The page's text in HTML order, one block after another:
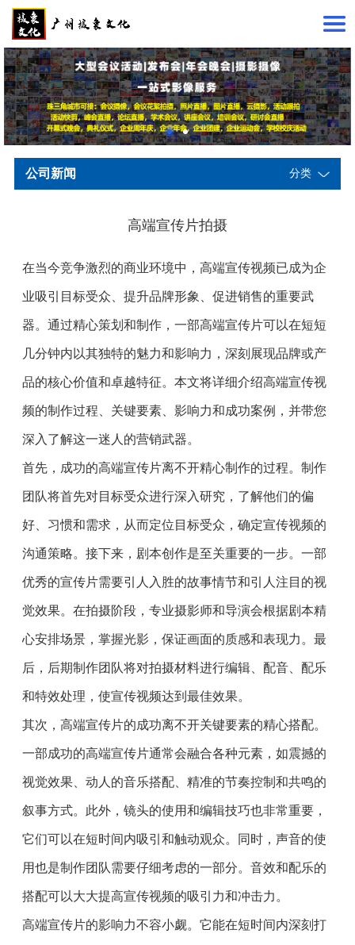
公司新闻 分类
高端宣传片拍摄
在当今竞争激烈的商业环境中，高端宣传视频已成为企
业吸引目标受众、提升品牌形象、促进销售的重要武
器。通过精心策划和制作，一部高端宣传片可以在短短
几分钟内以其独特的魅力和影响力，深刻展现品牌或产
品的核心价值和卓越特征。本文将详细介绍高端宣传视
频的制作过程、关键要素、影响力和成功案例，并带您
深入了解这一迷人的营销武器。
首先，成功的高端宣传片离不开精心制作的过程。制作
团队将首先对目标受众进行深入研究，了解他们的偏
好、习惯和需求，从而定位目标受众，确定宣传视频的
沟通策略。接下来，剧本创作是至关重要的一步。一部
优秀的宣传片需要引人入胜的故事情节和引人注目的视
觉效果。在拍摄阶段，专业摄影师和导演会根据剧本精
心安排场景，掌握光影，保证画面的质感和表现力。最
后，后期制作团队将对拍摄材料进行编辑、配音、配乐
和特效处理，使宣传视频达到最佳效果。
其次，高端宣传片的成功离不开关键要素的精心搭配。
一部成功的高端宣传片通常会融合各种元素，如震撼的
视觉效果、动人的音乐搭配、精准的节奏控制和共鸣的
叙事方式。此外，镜头的使用和编辑技巧也非常重要，
它们可以在短时间内吸引和触动观众。同时，声音的使
用也是制作团队需要仔细考虑的一部分。音效和配乐的
搭配可以大大提高宣传视频的吸引力和冲击力。
高端宣传片的影响力不容小觑。它能在短时间内深刻打